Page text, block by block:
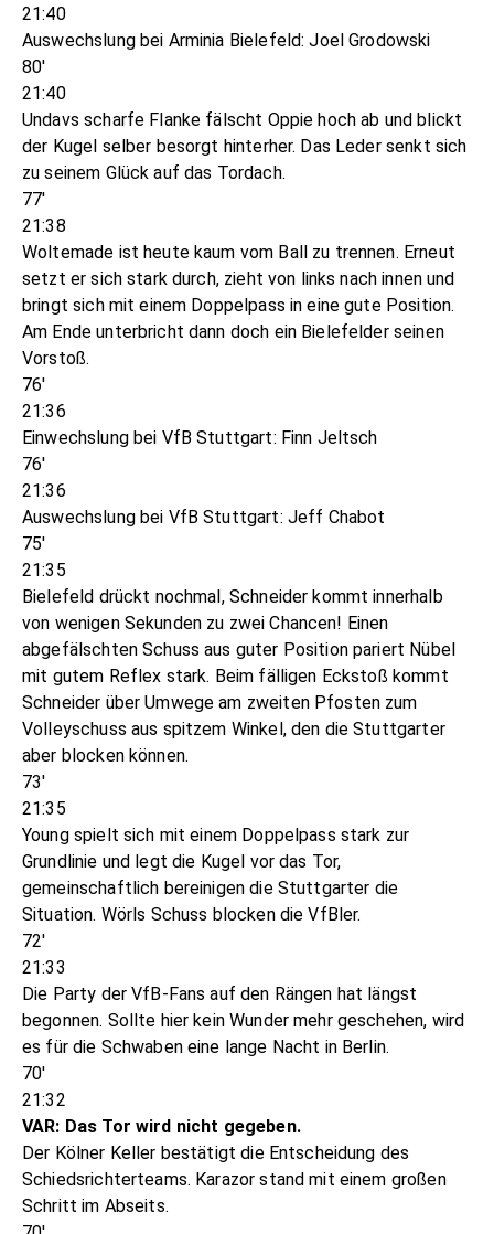
21:40
Auswechslung bei Arminia Bielefeld: Joel Grodowski
80'
21:40
Undavs scharfe Flanke fälscht Oppie hoch ab und blickt
der Kugel selber besorgt hinterher. Das Leder senkt sich
zu seinem Glück auf das Tordach.
77'
21:38
Woltemade ist heute kaum vom Ball zu trennen. Erneut
setzt er sich stark durch, zieht von links nach innen und
bringt sich mit einem Doppelpass in eine gute Position.
Am Ende unterbricht dann doch ein Bielefelder seinen
Vorstoß.
76'
21:36
Einwechslung bei VfB Stuttgart: Finn Jeltsch
76'
21:36
Auswechslung bei VfB Stuttgart: Jeff Chabot
75'
21:35
Bielefeld drückt nochmal, Schneider kommt innerhalb
von wenigen Sekunden zu zwei Chancen! Einen
abgefälschten Schuss aus guter Position pariert Nübel
mit gutem Reflex stark. Beim fälligen Eckstoß kommt
Schneider über Umwege am zweiten Pfosten zum
Volleyschuss aus spitzem Winkel, den die Stuttgarter
aber blocken können.
73'
21:35
Young spielt sich mit einem Doppelpass stark zur
Grundlinie und legt die Kugel vor das Tor,
gemeinschaftlich bereinigen die Stuttgarter die
Situation. Wörls Schuss blocken die VfBler.
72'
21:33
Die Party der VfB-Fans auf den Rängen hat längst
begonnen. Sollte hier kein Wunder mehr geschehen, wird
es für die Schwaben eine lange Nacht in Berlin.
70'
21:32
VAR: Das Tor wird nicht gegeben.
Der Kölner Keller bestätigt die Entscheidung des
Schiedsrichterteams. Karazor stand mit einem großen
Schritt im Abseits.